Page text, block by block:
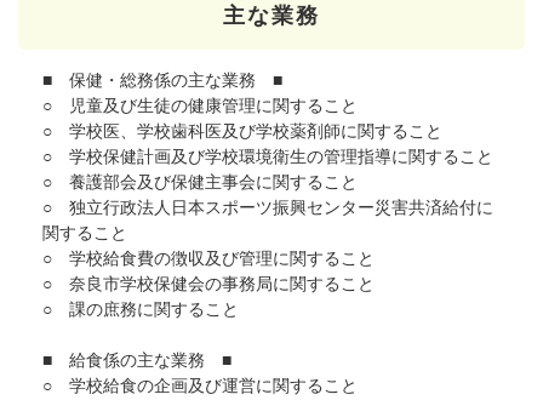
主な業務
■ 保健・総務係の主な業務 ■
○ 児童及び生徒の健康管理に関すること
○ 学校医、学校歯科医及び学校薬剤師に関すること
○ 学校保健計画及び学校環境衛生の管理指導に関すること
○ 養護部会及び保健主事会に関すること
○ 独立行政法人日本スポーツ振興センター災害共済給付に
関すること
○ 学校給食費の徴収及び管理に関すること
○ 奈良市学校保健会の事務局に関すること
○ 課の庶務に関すること
■ 給食係の主な業務 ■
○ 学校給食の企画及び運営に関すること